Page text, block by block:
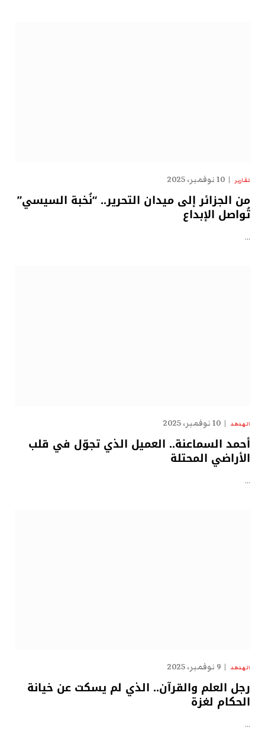
تقارير 10 نوفمبر، 2025
من الجزائر إلى ميدان التحرير.. “نُخبة السيسي”
تُواصل الإبداع
…
الهدهد 10 نوفمبر، 2025
أحمد السماعنة.. العميل الذي تجوّل في قلب
الأراضي المحتلة
…
الهدهد 9 نوفمبر، 2025
رجل العلم والقرآن.. الذي لم يسكت عن خيانة
الحكام لغزة
…